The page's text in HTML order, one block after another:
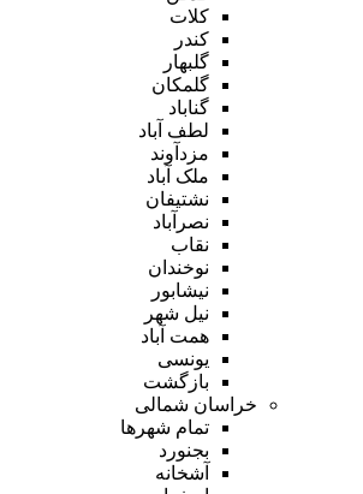
کلات
کندر
گلبهار
گلمکان
گناباد
لطف آباد
مزدآوند
ملک آباد
نشتیفان
نصرآباد
نقاب
نوخندان
نیشابور
نیل شهر
همت آباد
یونسی
بازگشت
خراسان شمالی
تمام شهر‌ها
بجنورد
آشخانه